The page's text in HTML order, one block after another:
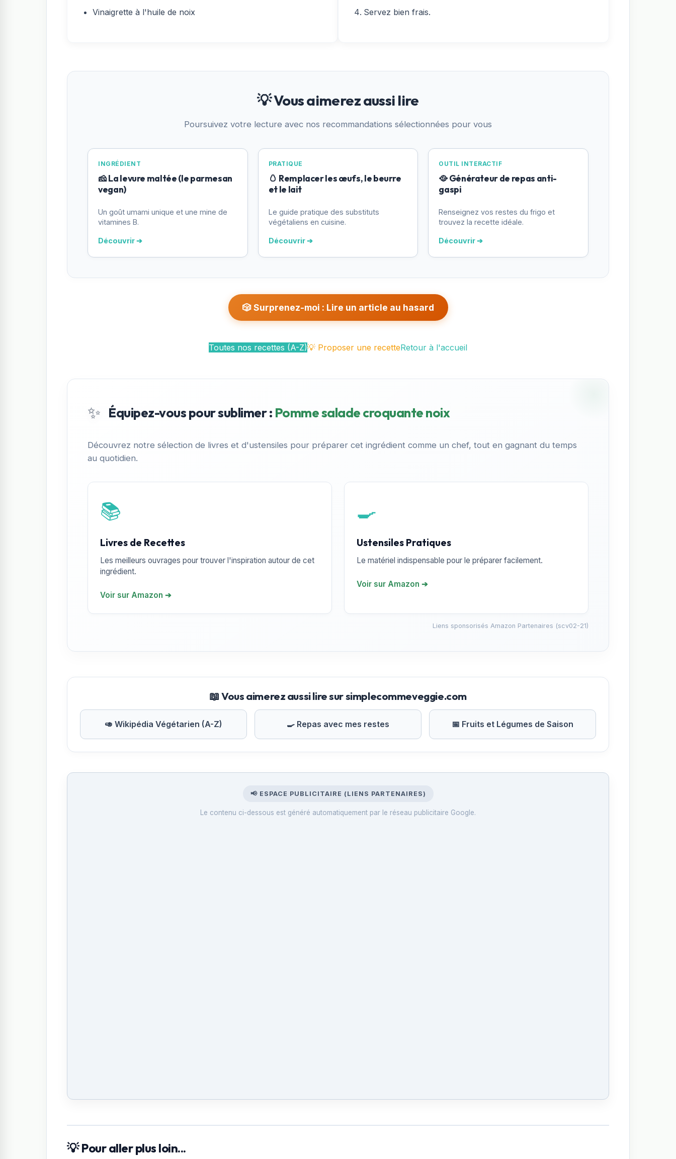
Vinaigrette à l'huile de noix
Servez bien frais.
💡 Vous aimerez aussi lire
Poursuivez votre lecture avec nos recommandations sélectionnées pour vous
INGRÉDIENT
🧀 La levure maltée (le parmesan
vegan)
Un goût umami unique et une mine de
vitamines B.
Découvrir ➔
PRATIQUE
🥚 Remplacer les œufs, le beurre
et le lait
Le guide pratique des substituts
végétaliens en cuisine.
Découvrir ➔
OUTIL INTERACTIF
🥘 Générateur de repas anti-
gaspi
Renseignez vos restes du frigo et
trouvez la recette idéale.
Découvrir ➔
🎲 Surprenez-moi : Lire un article au hasard
Toutes nos recettes (A-Z)💡 Proposer une recetteRetour à l'accueil
✨ Équipez-vous pour sublimer : Pomme salade croquante noix
Découvrez notre sélection de livres et d'ustensiles pour préparer cet ingrédient comme un chef, tout en gagnant du temps
au quotidien.
📚
Livres de Recettes
Les meilleurs ouvrages pour trouver l'inspiration autour de cet
ingrédient.
Voir sur Amazon ➔
🍳
Ustensiles Pratiques
Le matériel indispensable pour le préparer facilement.
Voir sur Amazon ➔
Liens sponsorisés Amazon Partenaires (scv02-21)
📖 Vous aimerez aussi lire sur simplecommeveggie.com
🥑 Wikipédia Végétarien (A-Z) 🍳 Repas avec mes restes 📅 Fruits et Légumes de Saison
📢 ESPACE PUBLICITAIRE (LIENS PARTENAIRES)
Le contenu ci-dessous est généré automatiquement par le réseau publicitaire Google.
💡 Pour aller plus loin...